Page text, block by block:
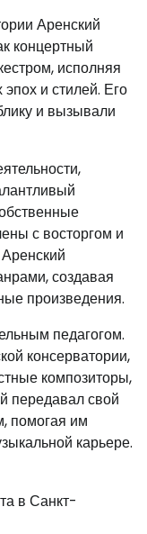
Аренский
концертный
исполняя
и стилей. Его
и вызывали
с восторгом и
создавая
произведения.
педагогом.
консерватории,
композиторы,
передавал свой
помогая им
карьере.
в Санкт-